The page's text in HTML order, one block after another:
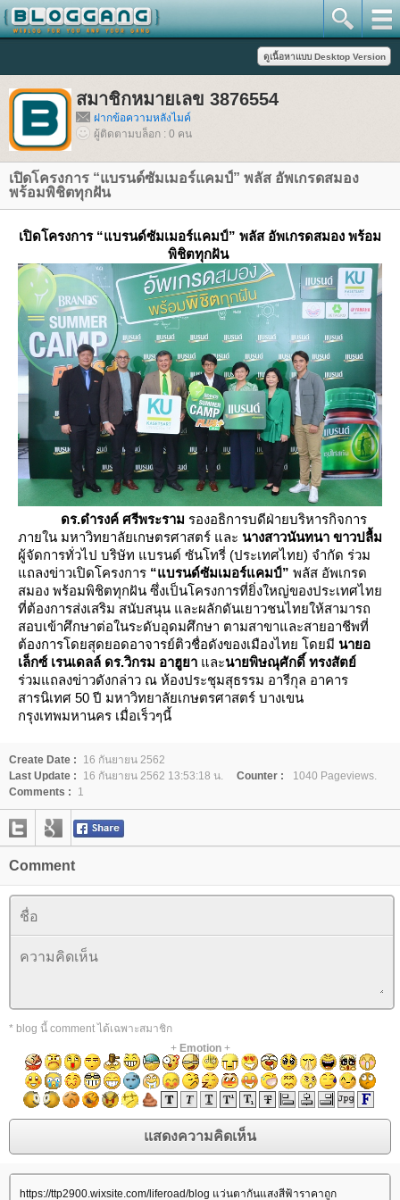
สมาชิกหมายเลข 3876554
ฝากข้อความหลังไมค์
ผู้ติดตามบล็อก : 0 คน
เปิดโครงการ “แบรนด์ซัมเมอร์แคมป์” พลัส อัพเกรดสมอง
พร้อมพิชิตทุกฝัน
เปิดโครงการ “แบรนด์ซัมเมอร์แคมป์” พลัส อัพเกรดสมอง พร้อม
พิชิตทุกฝัน
ดร.ดำรงค์ ศรีพระราม รองอธิการบดีฝ่ายบริหารกิจการ
ภายใน มหาวิทยาลัยเกษตรศาสตร์ และ นางสาวนันทนา ขาวปลื้ม
ผู้จัดการทั่วไป บริษัท แบรนด์ ซันโทรี่ (ประเทศไทย) จำกัด ร่วม
ถลงข่าวเปิดโครงการ “แบรนด์ซัมเมอร์แคมป์” พลัส อัพเกรด
สมอง พร้อมพิชิตทุกฝัน ซึ่งเป็นโครงการที่ยิ่งใหญ่ของประเทศไท
ที่ต้องการส่งเสริม สนับสนุน และผลักดันเยาวชนไทยให้สามารถ
สอบเข้าศึกษาต่อในระดับอุดมศึกษา ตามสาขาและสายอาชีพที่
ต้องการโดยสุดยอดอาจารย์ติวชื่อดังของเมืองไทย โดยมี นายอ
เล็กซ์ เรนเดลล์ ดร.วิกรม อาฮูยา ละนายพิษณุศักดิ์ ทรงสัตย์
ร่วมแถลงข่าวดังกล่าว ณ ห้องประชุมสุธรรม อารีกุล อาคาร
สารนิเทศ 50 ปี มหาวิทยาลัยเกษตรศาสตร์ บางเขน
กรุงเทพมหานคร เมื่อเร็วๆนี้
Create Date :
16 กันยายน 2562
Last Update :
16 กันยายน 2562 13:53:18 น. Counter :
1040 Pageviews.
Comments :
1
Comment
* blog นี้ comment ได้เฉพาะสมาชิก
+ Emotion+
https://ttp2900.wixsite.com/liferoad/blog แว่นตากันแสงสีฟ้าราคาถูก